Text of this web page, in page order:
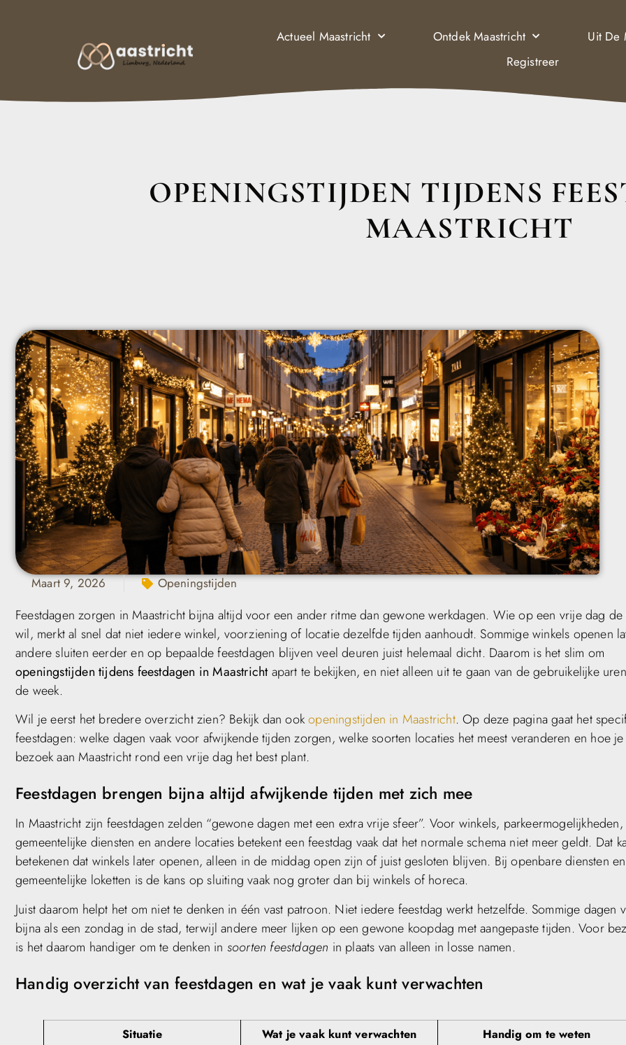
Actueel Maastricht Ontdek Maastricht Uit De
Registreer
OPENINGSTIJDEN TIJDENS
MAASTRICHT
Maart 9, 2026 Openingstijden
Feestdagen zorgen in Maastricht bijna altijd voor een ander ritme dan gewone werkdagen. Wie op een vrije dag de
wil, merkt al snel dat niet iedere winkel, voorziening of locatie dezelfde tijden aanhoudt. Sommige winkels openen
andere sluiten eerder en op bepaalde feestdagen blijven veel deuren juist helemaal dicht. Daarom is het slim om
openingstijden tijdens feestdagen in Maastrichtapart te bekijken, en niet alleen uit te gaan van de gebruikelijke
de week.
Wil je eerst het bredere overzicht zien? Bekijk dan ookopeningstijden in Maastricht. Op deze pagina gaat het
feestdagen: welke dagen vaak voor afwijkende tijden zorgen, welke soorten locaties het meest veranderen en hoe
bezoek aan Maastricht rond een vrije dag het best plant.
Feestdagen brengen bijna altijd afwijkende tijden met zich mee
In Maastricht zijn feestdagen zelden “gewone dagen met een extra vrije sfeer”. Voor winkels, parkeermogelijkheden,
gemeentelijke diensten en andere locaties betekent een feestdag vaak dat het normale schema niet meer geldt. Dat
betekenen dat winkels later openen, alleen in de middag open zijn of juist gesloten blijven. Bij openbare diensten en
gemeentelijke loketten is de kans op sluiting vaak nog groter dan bij winkels of horeca.
Juist daarom helpt het om niet te denken in één vast patroon. Niet iedere feestdag werkt hetzelfde. Sommige dagen
bijna als een zondag in de stad, terwijl andere meer lijken op een gewone koopdag met aangepaste tijden. Voor
is het daarom handiger om te denken in soorten feestdagen in plaats van alleen in losse namen.
Handig overzicht van feestdagen en wat je vaak kunt verwachten
Situatie Wat je vaak kunt verwachten
Handig om te weten